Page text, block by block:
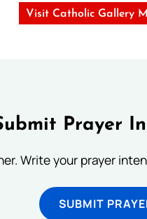
Visit Catholic Gallery
Prayer
Write your prayer
SUBMIT